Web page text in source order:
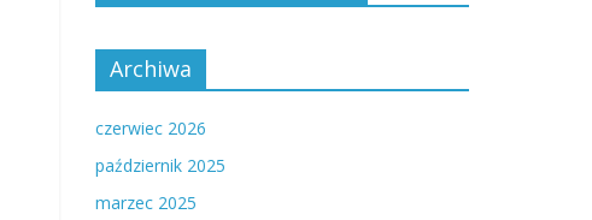
Archiwa
czerwiec 2026
październik 2025
marzec 2025